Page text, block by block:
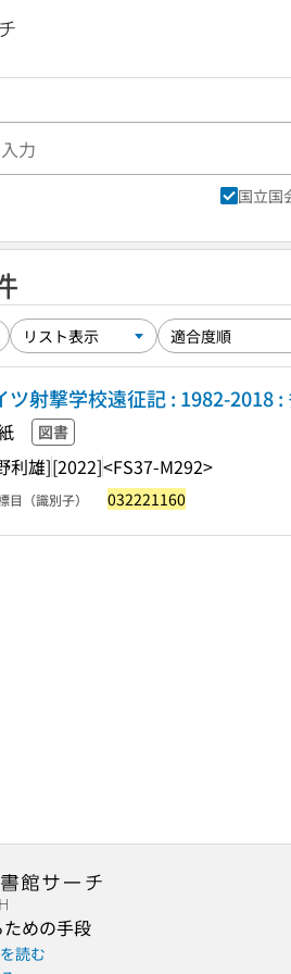
国立国
ツ射撃学校遠征記 : 1982-2018
図書
利雄][2022]<FS37-M292>
目（識別子） 032221160
めの手段
読む